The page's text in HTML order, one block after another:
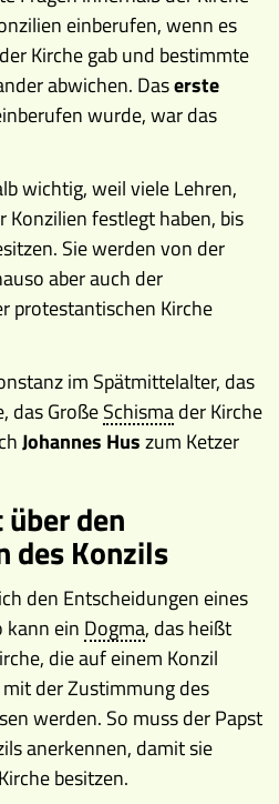
einberufen, wenn es
Kirche gab und bestimmte
abwichen. Daserste
wurde, war das
wichtig, weil viele Lehren,
Konzilien festlegt haben, bis
Sie werden von der
aber auch der
protestantischen Kirche
im Spätmittelalter, das
das GroßeSchismader Kirche
Johannes Huszum Ketzer
den
des Konzils
den Entscheidungen eines
kann ein Dogma, das heißt
die auf einem Konzil
der Zustimmung des
werden. So muss der Papst
anerkennen, damit sie
besitzen.